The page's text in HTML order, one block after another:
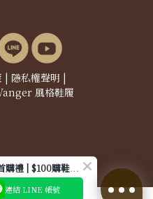
| 隱私權聲明 |
風格鞋履
新客首購禮 | $100購鞋優惠券
連結 LINE 帳號